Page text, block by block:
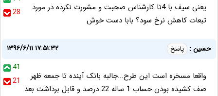
28
یعنی سیف با 4تا کارشناس صحبت و مشورت نکرده در مورد
تبعات کاهش نرخ سود؟ بابا دست خوش
حسین : پاسخ
۱۳۹۶/۶/۱۱ ۱۷:۵۱:۳۲
41
21
واقعا مسخره است این طرح...جالبه بانک آینده تا جمعه ظهر
صف کشیده بودن حساب 1 ساله 22 درصد و قابل برداشت بعد